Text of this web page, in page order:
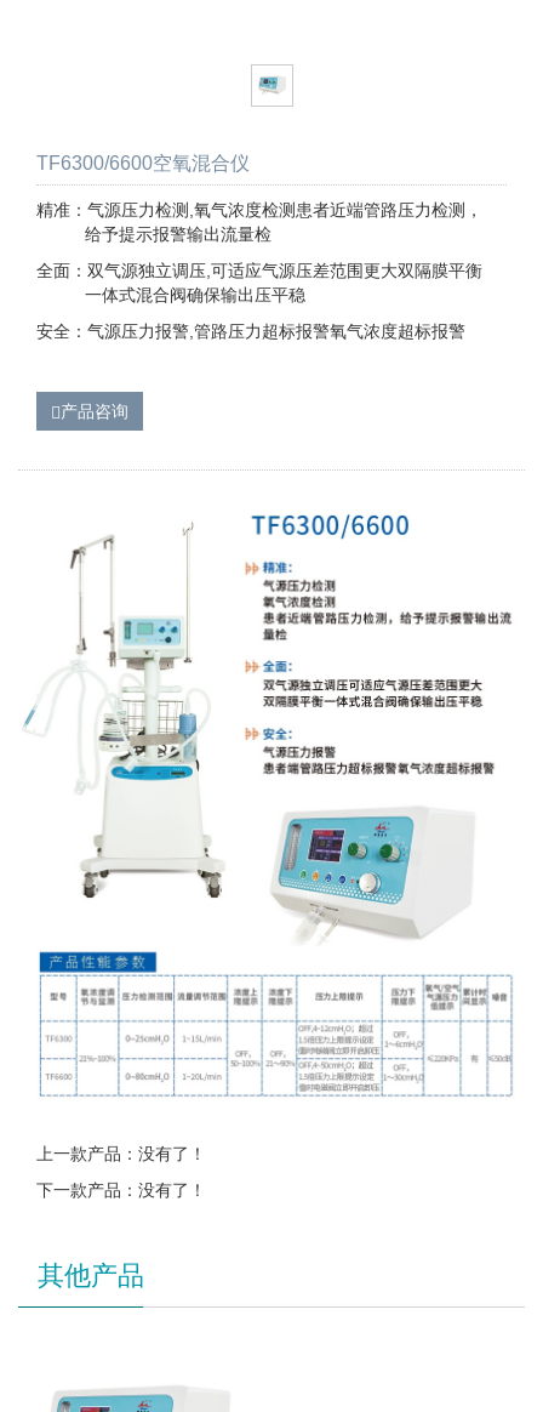
TF6300/6600空氧混合仪
精准：气源压力检测,氧气浓度检测患者近端管路压力检测，
给予提示报警输出流量检
全面：双气源独立调压,可适应气源压差范围更大双隔膜平衡
一体式混合阀确保输出压平稳
安全：气源压力报警,管路压力超标报警氧气浓度超标报警
产品咨询
上一款产品：没有了！
下一款产品：没有了！
其他产品